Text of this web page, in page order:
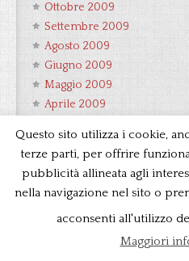
Ottobre 2009
Settembre 2009
Agosto 2009
Giugno 2009
Maggio 2009
Aprile 2009
Gennaio 2009
Novembre 2008
Agosto 2008
Questo sito utilizza i cookie,
terze parti, per offrire
pubblicità allineata agli
nella navigazione nel sito o
acconsenti all'utilizzo
Maggiori